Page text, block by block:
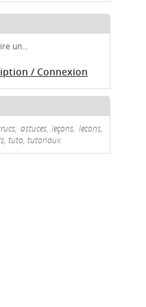
un...
/ Connexion
astuces, leçons, lecons,
tuto, tutoriaux.